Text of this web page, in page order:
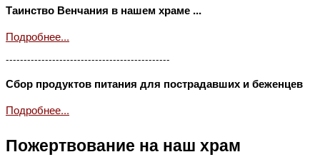
Таинство Венчания в нашем храме ...
Подробнее...
----------------------------------------------
Сбор продуктов питания для пострадавших и беженцев
Подробнее...
Пожертвование на наш храм